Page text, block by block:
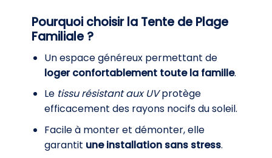
Pourquoi choisir la Tente de Plage
Familiale ?
Un espace généreux permettant de
loger confortablement toute la famille.
Le tissu résistant aux UVprotège
efficacement des rayons nocifs du soleil.
Facile à monter et démonter, elle
garantit une installation sans stress.